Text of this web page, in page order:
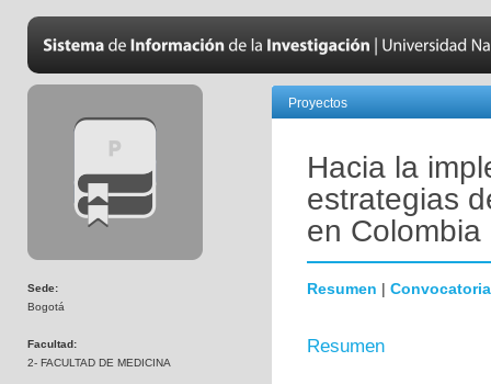
Sede:
Bogotá
Facultad:
2- FACULTAD DE MEDICINA
Proyectos
Hacia la
estrategias
en Colombia
Resumen | Convocatoria
Resumen